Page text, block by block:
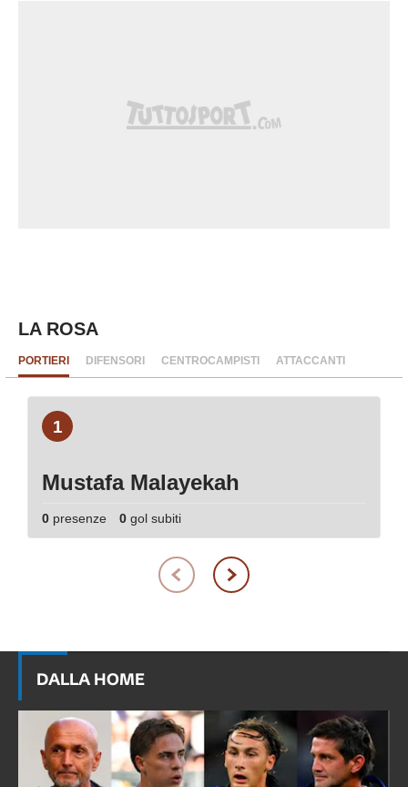
LA ROSA
PORTIERI DIFENSORI CENTROCAMPISTI ATTACCANTI
1
Mustafa Malayekah
0 presenze 0 gol subiti
DALLA HOME